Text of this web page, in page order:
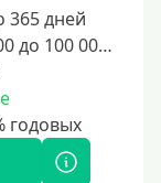
365 дней
от 15 000 до 100 000 ₽